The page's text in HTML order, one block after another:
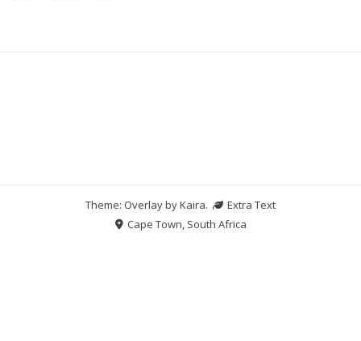
Theme: Overlay byKaira.
Extra Text
Cape Town, South Africa